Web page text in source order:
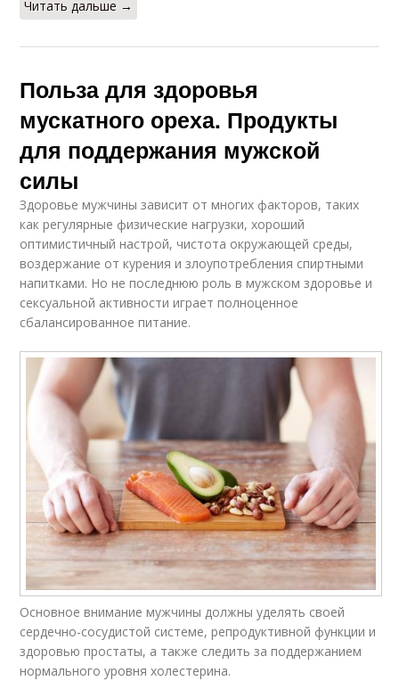
Читать дальше →
Польза для здоровья
мускатного ореха. Продукты
для поддержания мужской
силы
Здоровье мужчины зависит от многих факторов, таких
как регулярные физические нагрузки, хороший
оптимистичный настрой, чистота окружающей среды,
воздержание от курения и злоупотребления спиртными
напитками. Но не последнюю роль в мужском здоровье и
сексуальной активности играет полноценное
сбалансированное питание.
Основное внимание мужчины должны уделять своей
сердечно-сосудистой системе, репродуктивной функции и
здоровью простаты, а также следить за поддержанием
нормального уровня холестерина.